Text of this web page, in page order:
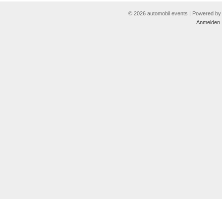
© 2026 automobil events | Powered by
Anmelden|